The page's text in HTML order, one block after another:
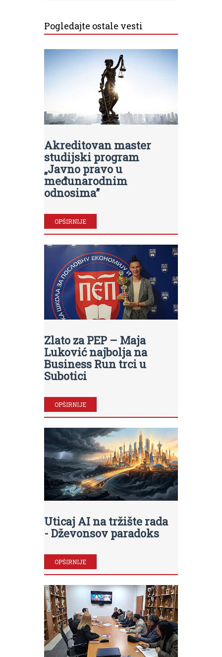
Pogledajte ostale vesti
Akreditovan master
studijski program
„Javno pravo u
međunarodnim
odnosima”
OPŠIRNIJE
Zlato za PEP – Maja
Luković najbolja na
Business Run trci u
Subotici
OPŠIRNIJE
Uticaj AI na tržište rada
- Dževonsov paradoks
OPŠIRNIJE